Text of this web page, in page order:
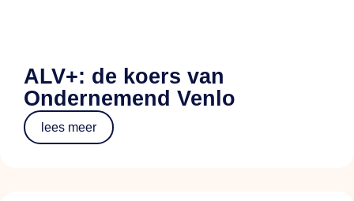
ALV+: de koers van
Ondernemend Venlo
lees meer